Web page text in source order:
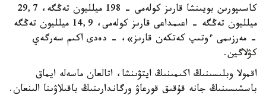
كاسىپورىن بويىنشا قارىز كولەمى - 198 ميلليون تەڭگە، 29,7
ميلليون تەڭگە - اعىمداعى قارىز كولەمى، 14,9 ميلليون تەڭگە
- مەرزىمى ءوتىپ كەتكەن قارىز»، - دەدى اكىم سەرگەي
كۋلاگين.
اقمولا وبلىسىنىڭ اكىمىنىڭ ايتۋىنشا، اتالعان ماسەلە ايماق
باسشىسىنىڭ جانە قۇقىق قورعاۋ ورگاندارىنىڭ باقىلاۋىنا الىنعان.